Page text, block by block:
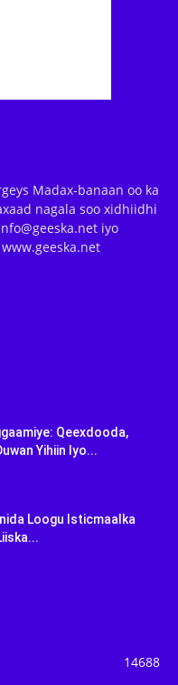
Madax-banaan oo ka
nagala soo xidhiidhi
iyo
Qeexdooda,
Yihiin Iyo...
Loogu Isticmaalka
14688